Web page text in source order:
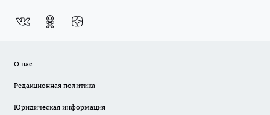
О нас
Редакционная политика
Юридическая информация